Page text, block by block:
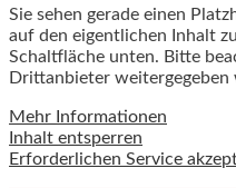
Sie sehen gerade einen
auf den eigentlichen Inhalt
Schaltfläche unten. Bitte
Drittanbieter weitergegeben
Mehr Informationen
Inhalt entsperren
Erforderlichen Service